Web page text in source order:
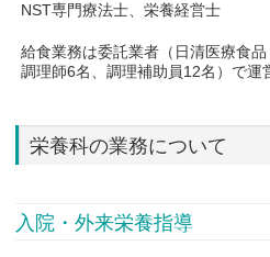
NST専門療法士、栄養経営士
給食業務は委託業者（日清医療食品
調理師6名、調理補助員12名）で運
栄養科の業務について
入院・外来栄養指導